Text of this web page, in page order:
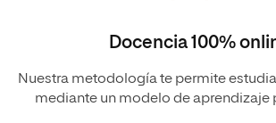
Docencia 100%
Nuestra metodología te permite
mediante un modelo de aprendizaje